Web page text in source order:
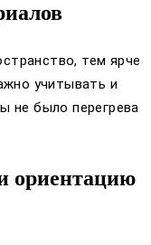
тем ярче
учитывать и
не было перегрева
ориентацию